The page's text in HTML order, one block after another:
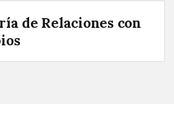
de Relaciones con